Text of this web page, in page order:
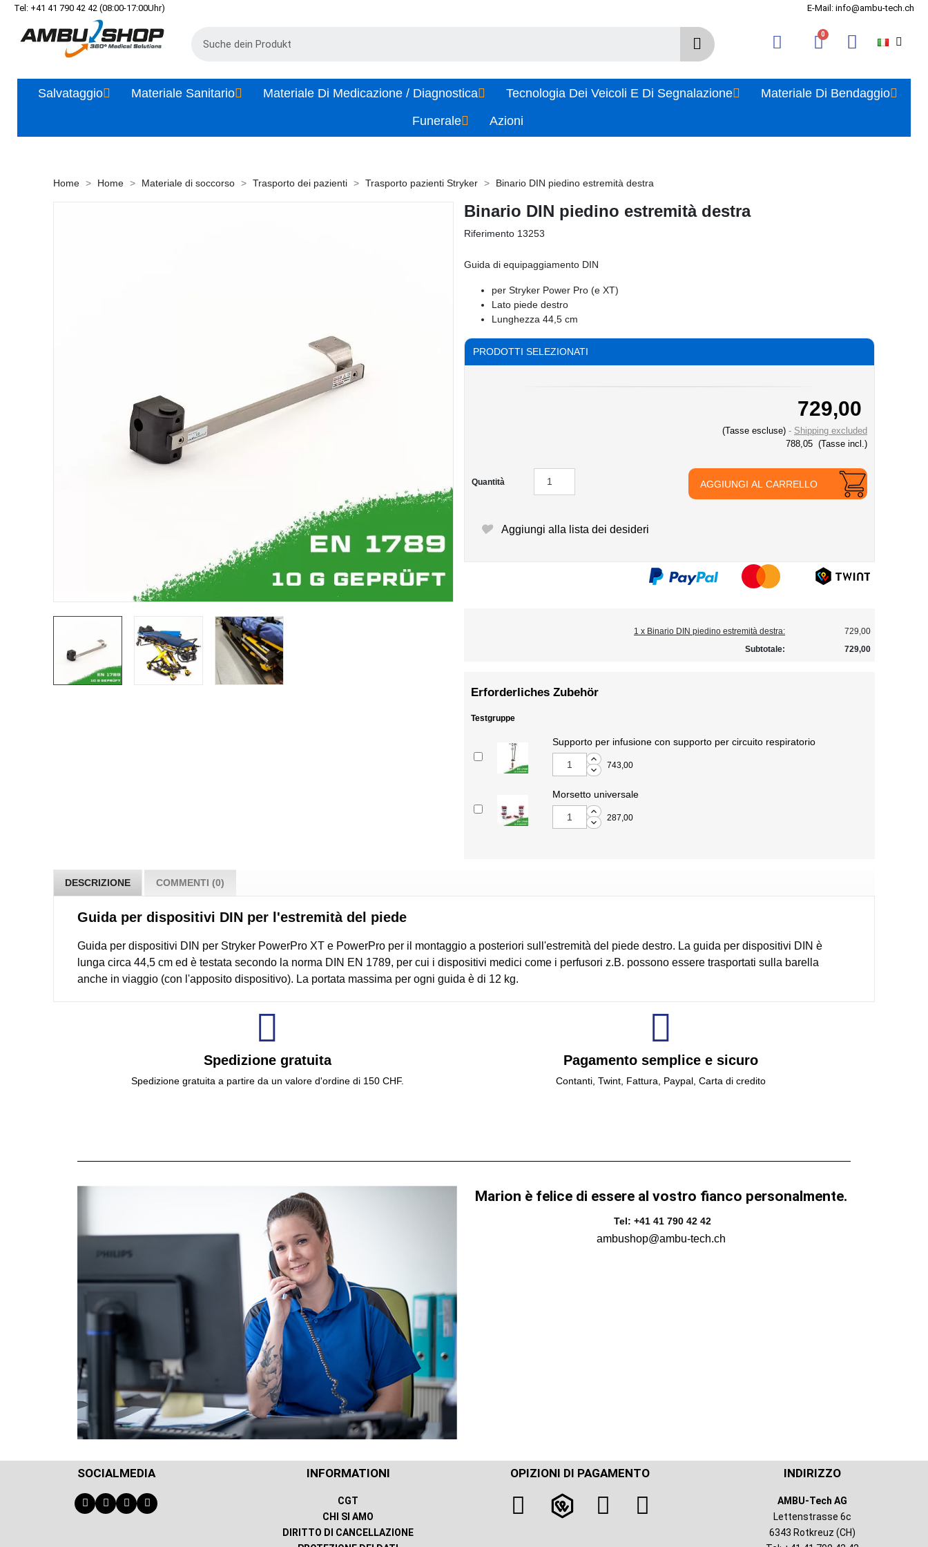
Tel: +41 41 790 42 42 (08:00-17:00Uhr) E-Mail: info@ambu-tech.ch
Salvataggio Materiale Sanitario Materiale Di Medicazione / Diagnostica Tecnologia Dei Veicoli E Di Segnalazione
Materiale Di Bendaggio
Funerale
Azioni
Home Home Materiale di soccorso Trasporto dei pazienti Trasporto pazienti Stryker Binario DIN piedino estremità destra
Binario DIN piedino estremità destra
Riferimento 13253
Guida di equipaggiamento DIN
per Stryker Power Pro (e XT)
Lato piede destro
Lunghezza 44,5 cm
PRODOTTI SELEZIONATI
729,00
(Tasse escluse)
Shipping excluded
788,05 (Tasse incl.)
Quantità AGGIUNGI AL CARRELLO
Aggiungi alla lista dei desideri
1 x Binario DIN piedino estremità destra:
729,00
Subtotale:
729,00
Erforderliches Zubehör
Testgruppe
Supporto per infusione con supporto per circuito respiratorio
743,00
Morsetto universale
287,00
DESCRIZIONE COMMENTI (0)
Guida per dispositivi DIN per l'estremità del piede
Guida per dispositivi DIN per Stryker PowerPro XT e PowerPro per il montaggio a posteriori sull'estremità del piede destro. La guida per dispositivi DIN è
lunga circa 44,5 cm ed è testata secondo la norma DIN EN 1789, per cui i dispositivi medici come i perfusori z.B. possono essere trasportati sulla barella
anche in viaggio (con l'apposito dispositivo). La portata massima per ogni guida è di 12 kg.
Spedizione gratuita
Spedizione gratuita a partire da un valore d'ordine di 150 CHF.
Pagamento semplice e sicuro
Contanti, Twint, Fattura, Paypal, Carta di credito
Marion è felice di essere al vostro fianco personalmente.
Tel: +41 41 790 42 42
ambushop@ambu-tech.ch
SOCIALMEDIA INFORMATIONI
CGT
CHI SI AMO
DIRITTO DI CANCELLAZIONE
OPIZIONI DI PAGAMENTO INDIRIZZO
AMBU-Tech AG
Lettenstrasse 6c
6343 Rotkreuz (CH)